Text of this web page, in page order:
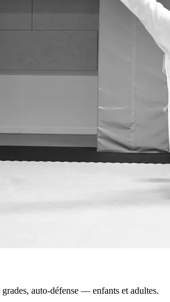
auto-défense — enfants et adultes.